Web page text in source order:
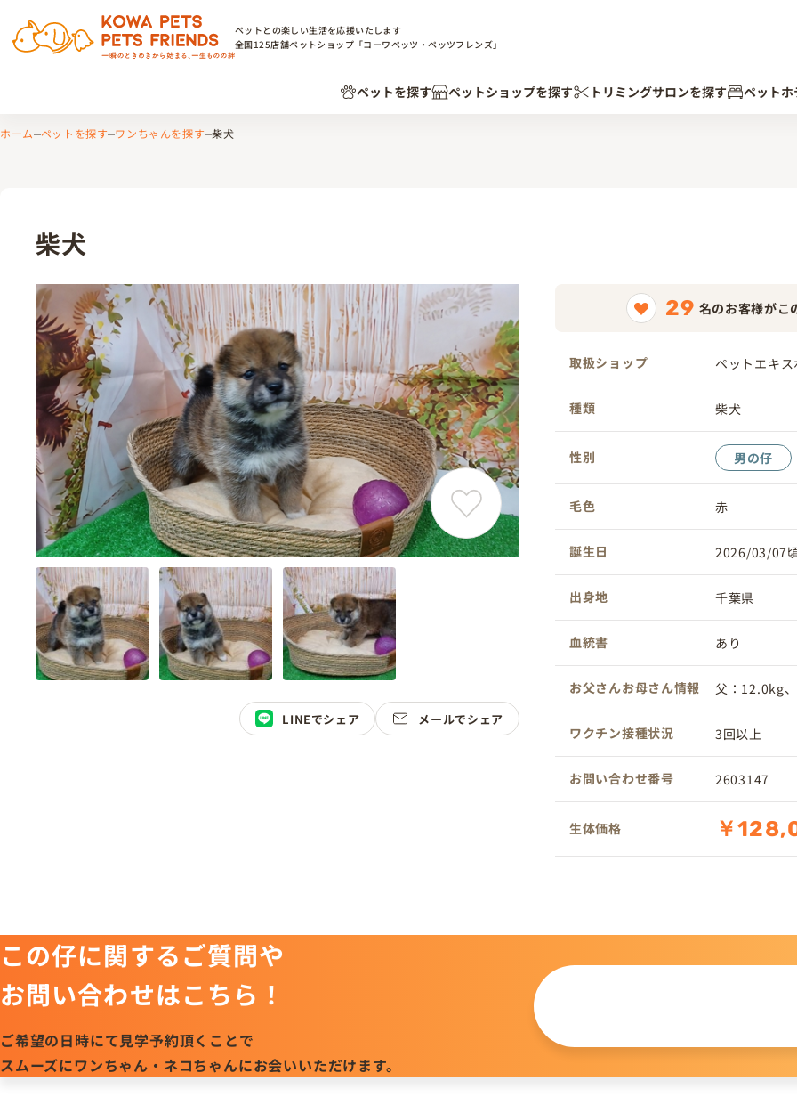
ペットとの楽しい生活を応援いたします
全国125店舗ペットショップ「コーワペッツ・ペッツフレンズ」
ペットを探す ペットショップを探す トリミングサロンを探す ペット
ホーム ペットを探す ワンちゃんを探す 柴犬
柴犬
29 名のお客様がこ
取扱ショップ ペットエキ
種類 柴犬
性別 男の仔
毛色 赤
誕生日 2026/03/07
出身地 千葉県
血統書 あり
お父さんお母さん情報 父：12.0kg
ワクチン接種状況 3回以上
お問い合わせ番号 2603147
生体価格 ￥
LINEでシェア メールでシェア
この仔に関するご質問や
お問い合わせはこちら！
ご希望の日時にて見学予約頂くことで
スムーズにワンちゃん・ネコちゃんにお会いいただけます。